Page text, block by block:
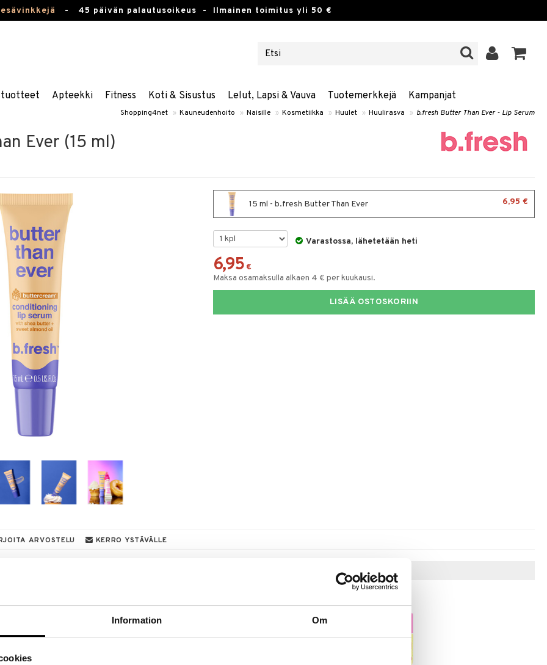
Information Om
- 45 päivän palautusoikeus - Ilmainen toimitus yli 50 €
Apteekki Fitness Koti & Sisustus Lelut, Lapsi & Vauva Tuotemerkkejä Kampanjat
Shopping4net » Kauneudenhoito » Naisille » Kosmetiikka » Huulet » Huulirasva » b.fresh Butter Than Ever - Lip Serum
Ever (15 ml)
15 ml - b.fresh Butter Than Ever 6,95 €
Varastossa, lähetetään heti
6,95 €
Maksa osamaksulla alkaen 4 € per kuukausi.
LISÄÄ OSTOSKORIIN
ARVOSTELU KERRO YSTÄVÄLLE
löydöt kotiin!
suuren valikoiman jännittäviä tuotteita
hinnoilla!
ale-löydöt »
Vinkkejä sinulle